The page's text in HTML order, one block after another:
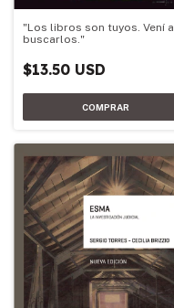
"Los libros son tuyos. Vení a
buscarlos."
$13.50 USD